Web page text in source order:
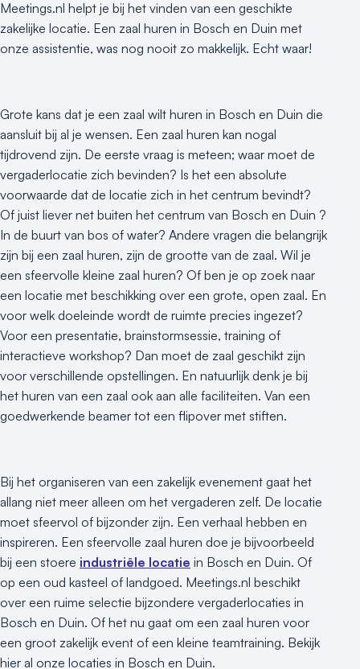
Meetings.nl helpt je bij het vinden van een geschikte
zakelijke locatie. Een zaal huren in Bosch en Duin met
onze assistentie, was nog nooit zo makkelijk. Echt waar!
Grote kans dat je een zaal wilt huren in Bosch en Duin die
aansluit bij al je wensen. Een zaal huren kan nogal
tijdrovend zijn. De eerste vraag is meteen; waar moet de
vergaderlocatie zich bevinden? Is het een absolute
voorwaarde dat de locatie zich in het centrum bevindt?
Of juist liever net buiten het centrum van Bosch en Duin ?
In de buurt van bos of water? Andere vragen die belangrijk
zijn bij een zaal huren, zijn de grootte van de zaal. Wil je
een sfeervolle kleine zaal huren? Of ben je op zoek naar
een locatie met beschikking over een grote, open zaal. En
voor welk doeleinde wordt de ruimte precies ingezet?
Voor een presentatie, brainstormsessie, training of
interactieve workshop? Dan moet de zaal geschikt zijn
voor verschillende opstellingen. En natuurlijk denk je bij
het huren van een zaal ook aan alle faciliteiten. Van een
goedwerkende beamer tot een flipover met stiften.
Bij het organiseren van een zakelijk evenement gaat het
allang niet meer alleen om het vergaderen zelf. De locatie
moet sfeervol of bijzonder zijn. Een verhaal hebben en
inspireren. Een sfeervolle zaal huren doe je bijvoorbeeld
bij een stoere industriële locatie in Bosch en Duin. Of
op een oud kasteel of landgoed. Meetings.nl beschikt
over een ruime selectie bijzondere vergaderlocaties in
Bosch en Duin. Of het nu gaat om een zaal huren voor
een groot zakelijk event of een kleine teamtraining. Bekijk
hier al onze locaties in Bosch en Duin.